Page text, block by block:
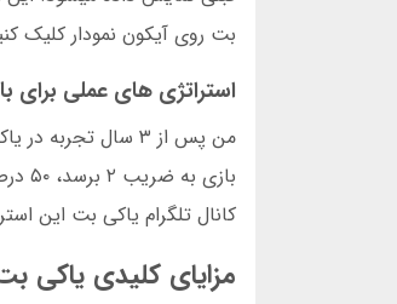
بت روی آیکون نمودار کلیک
استراتژی های عملی برای
کانال تلگرام یاکی بت این استراتژی را
مزایای کلیدی یاکی